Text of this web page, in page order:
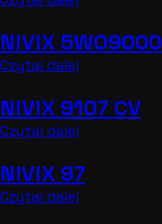
NIVIX 5WO9000
Czytaj dalej
NIVIX 9107 CV
Czytaj dalej
NIVIX 97
Czytaj dalej